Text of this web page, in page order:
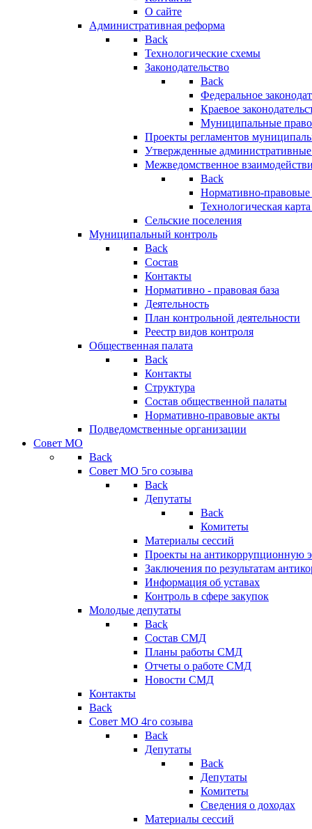
О сайте
Административная реформа
Back
Технологические схемы
Законодательство
Back
Федеральное
Краевое
Муниципальные
Проекты регламентов
Утвержденные
Межведомственное
Back
Нормативно-правовые
Технологическая
Сельские поселения
Муниципальный контроль
Back
Состав
Контакты
Нормативно - правовая база
Деятельность
План контрольной деятельности
Реестр видов контроля
Общественная палата
Back
Контакты
Структура
Состав общественной палаты
Нормативно-правовые акты
Подведомственные организации
Совет МО
Back
Совет МО 5го созыва
Back
Депутаты
Back
Комитеты
Материалы сессий
Проекты на антикоррупционную
Заключения по результатам
Информация об уставах
Контроль в сфере закупок
Молодые депутаты
Back
Состав СМД
Планы работы СМД
Отчеты о работе СМД
Новости СМД
Контакты
Back
Совет МО 4го созыва
Back
Депутаты
Back
Депутаты
Комитеты
Сведения о доходах
Материалы сессий